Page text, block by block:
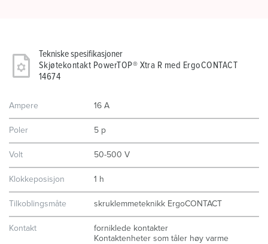
Tekniske spesifikasjoner
Skjøtekontakt PowerTOP® Xtra R med ErgoCONTACT
14674
Ampere 16 A
Poler 5 p
Volt 50-500 V
Klokkeposisjon 1 h
Tilkoblingsmåte skruklemmeteknikk ErgoCONTACT
Kontakt
forniklede kontakter
Kontaktenheter som tåler høy varme